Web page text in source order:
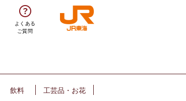
よくある
ご質問
飲料 工芸品・お花